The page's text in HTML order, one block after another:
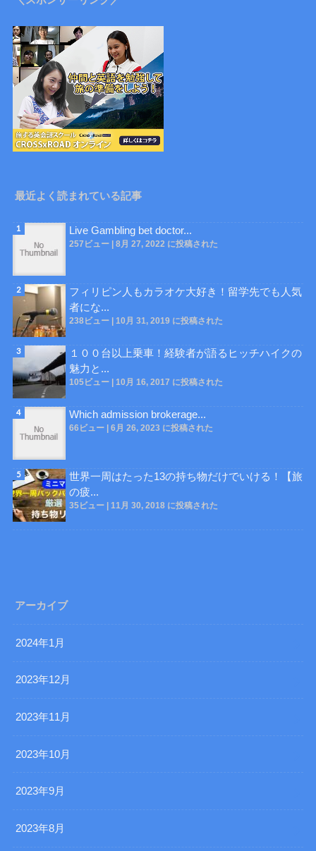
最近よく読まれている記事
Live Gambling bet doctor...
257ビュー| 8月 27, 2022 に投稿された
フィリピン人もカラオケ大好き！留学先でも人気
者にな...
238ビュー| 10月 31, 2019 に投稿された
１００台以上乗車！経験者が語るヒッチハイクの
魅力と...
105ビュー| 10月 16, 2017 に投稿された
Which admission brokerage...
66ビュー| 6月 26, 2023 に投稿された
世界一周はたった13の持ち物だけでいける！【旅
の疲...
35ビュー| 11月 30, 2018 に投稿された
アーカイブ
2024年1月
2023年12月
2023年11月
2023年10月
2023年9月
2023年8月